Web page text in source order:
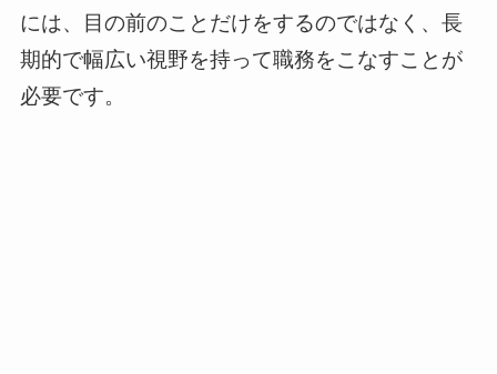
には、目の前のことだけをするのではなく、長
期的で幅広い視野を持って職務をこなすことが
必要です。